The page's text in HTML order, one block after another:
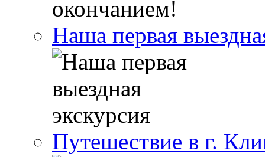
Наша первая
Путешествие в г.